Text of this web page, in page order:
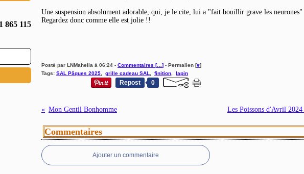
1 865 115
Une suspension absolument adorable, qui, je le cite, lui a "fait bouillir grave les
Regardez donc comme elle est jolie !!
Posté par LNMahelia à 06:24 - Commentaires [… ] - Permalien [#]
Tags: SAL Pâques 2025 grille cadeau SAL finition lapin
Repost 0
Mon Gentil Bonhomme Les Poissons d'Avril
Commentaires
Ajouter un commentaire